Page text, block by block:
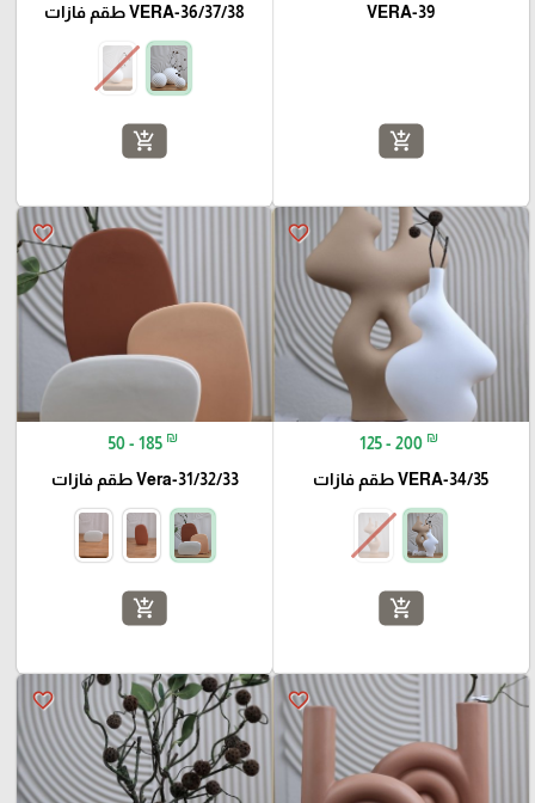
VERA-39
add_shopping_cart
VERA-36/37/38 طقم فازات
add_shopping_cart
favorite_border
125 - 200 ₪
VERA-34/35 طقم فازات
add_shopping_cart
favorite_border
50 - 185 ₪
Vera-31/32/33 طقم فازات
add_shopping_cart
favorite_border
favorite_border